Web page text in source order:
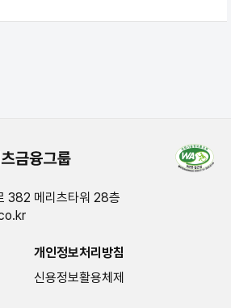
382 메리츠타워 28층
개인정보처리방침
신용정보활용체제